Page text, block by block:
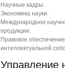
Научные кадры.
Экономика науки.
Международное
продукции.
Правовое
интеллектуальной
Управление